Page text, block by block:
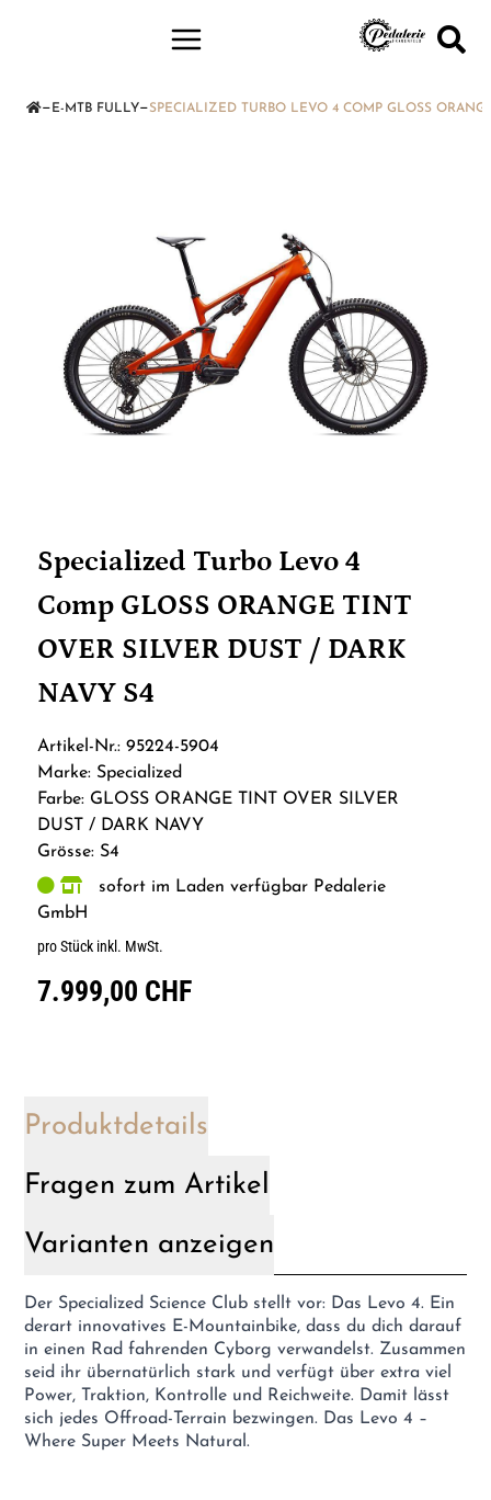
— E-MTB FULLY—SPECIALIZED TURBO LEVO 4 COMP GLOSS
Specialized Turbo Levo 4
Comp GLOSS ORANGE TINT
OVER SILVER DUST / DARK
NAVY S4
Artikel-Nr.: 95224-5904
Marke: Specialized
Farbe: GLOSS ORANGE TINT OVER SILVER
DUST / DARK NAVY
Grösse: S4
sofort im Laden verfügbar Pedalerie
GmbH
pro Stück inkl. MwSt.
7.999,00 CHF
Produktdetails
Fragen zum Artikel
Varianten anzeigen
Der Specialized Science Club stellt vor: Das Levo 4. Ein
derart innovatives E-Mountainbike, dass du dich darauf
in einen Rad fahrenden Cyborg verwandelst. Zusammen
seid ihr übernatürlich stark und verfügt über extra viel
Power, Traktion, Kontrolle und Reichweite. Damit lässt
sich jedes Offroad-Terrain bezwingen. Das Levo 4 –
Where Super Meets Natural.